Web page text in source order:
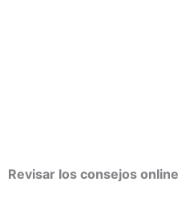
Revisar los consejos online